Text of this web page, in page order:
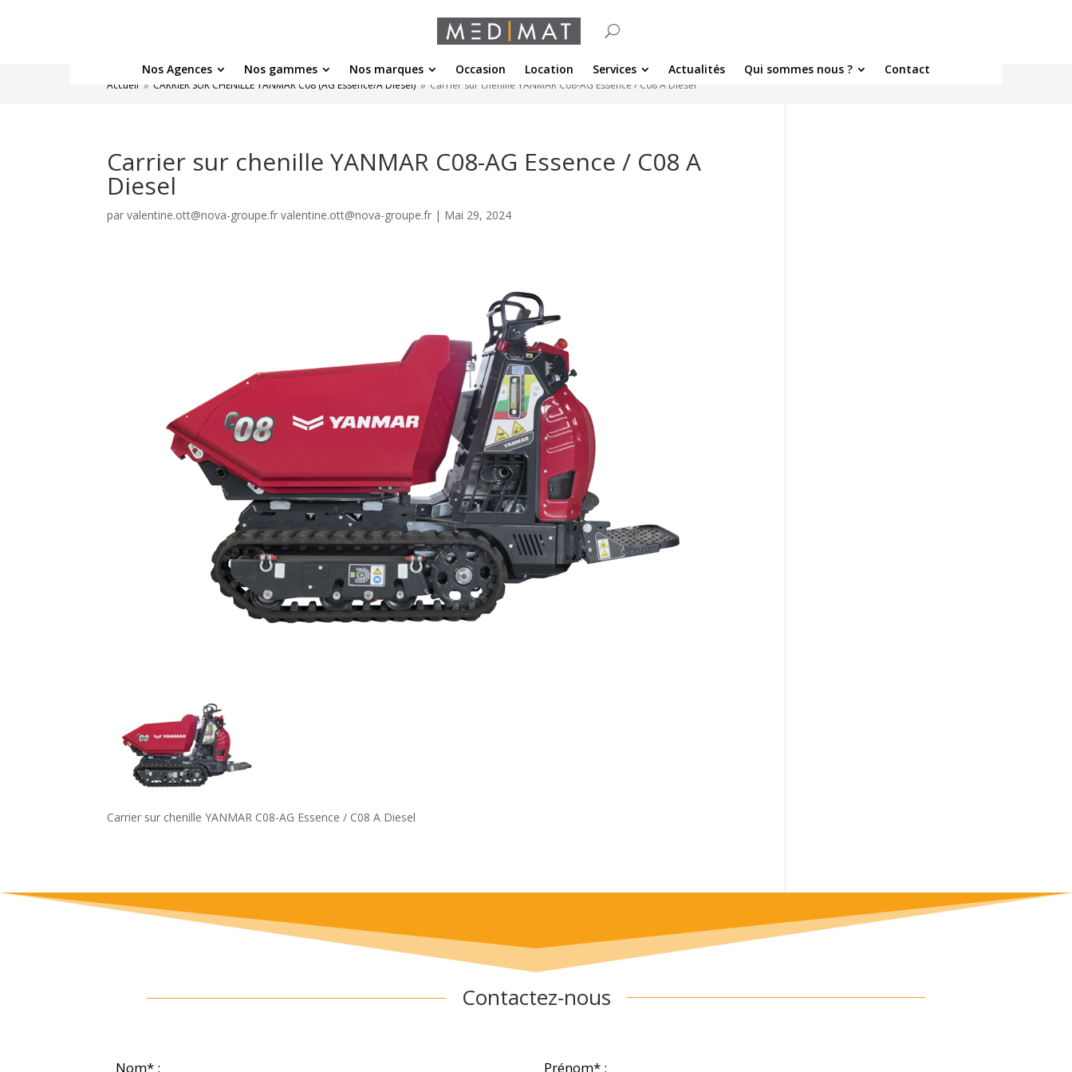
Nos Agences Nos gammes Nos marques Occasion Location Services Actualités Qui sommes nous ? Contact
Accueil 9 CARRIER SUR CHENILLE YANMAR C08 (AG Essence/A Diesel) 9 Carrier sur chenille YANMAR C08-AG Essence / C08 A Diesel
Carrier sur chenille YANMAR C08-AG Essence / C08 A
Diesel
parvalentine.ott@nova-groupe.fr valentine.ott@nova-groupe.fr | Mai 29, 2024
Carrier sur chenille YANMAR C08-AG Essence / C08 A Diesel
Contactez-nous
Nom* : Prénom* :